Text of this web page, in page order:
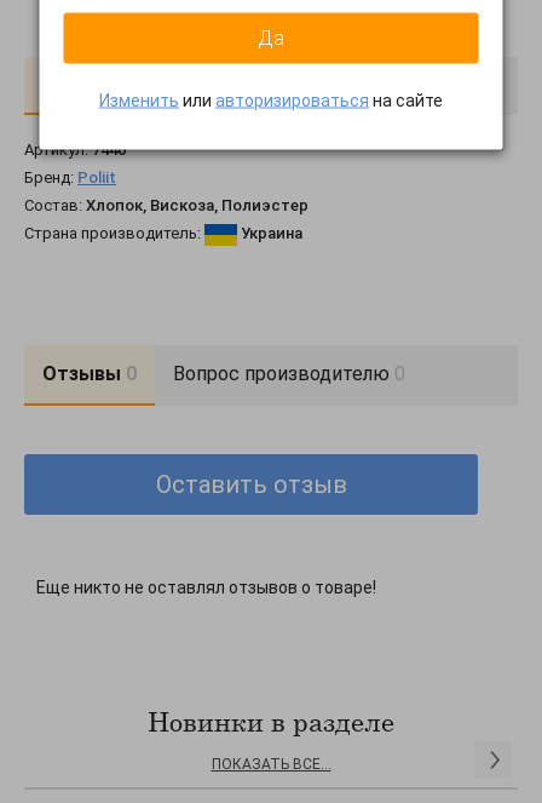
Артикул:7440
Бренд: Poliit
Состав: Хлопок, Вискоза, Полиэстер
Страна производитель:
Украина
Отзывы 0 Вопрос производителю 0
Оставить отзыв
Еще никто не оставлял отзывов о товаре!
Новинки в разделе
ПОКАЗАТЬ ВСЕ...
Да
Изменить или авторизироваться на сайте